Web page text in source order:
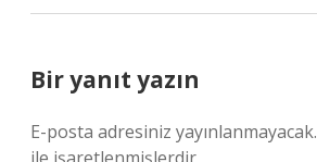
Bir yanıt yazın
E-posta adresiniz yayınlanmayacak.